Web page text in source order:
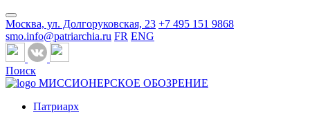
Москва, ул. Долгоруковская, 23 +7 495 151 9868
smo.info@patriarchia.ru FR ENG
Поиск
МИССИОНЕРСКОЕ ОБОЗРЕНИЕ
Патриарх